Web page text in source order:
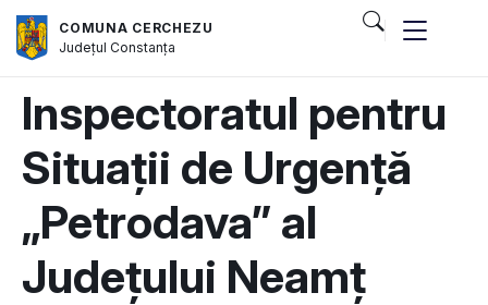
COMUNA CERCHEZU
JudețulConstanța
Inspectoratul pentru
Situații de Urgență
„Petrodava” al
Județului Neamț